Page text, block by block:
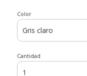
Color
Cantidad